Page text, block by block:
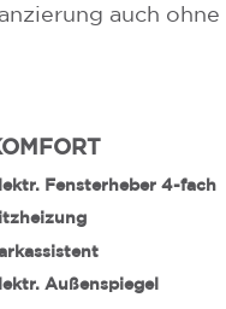
auch
Fensterheber 4-fach
Außenspiegel